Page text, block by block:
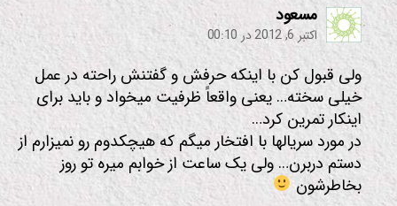
مسعود:
اکتبر 6, 2012 در 00:10
ولی قبول کن با اینکه حرفش و گفتنش راحته در عمل
خیلی سخته… یعنی واقعاً ظرفیت میخواد و باید برای
اینکار تمرین کرد…
در مورد سریالها با افتخار میگم که هیچکدوم رو نمیزارم از
دستم دربرن… ولی یک ساعت از خوابم میره تو روز
بخاطرشون